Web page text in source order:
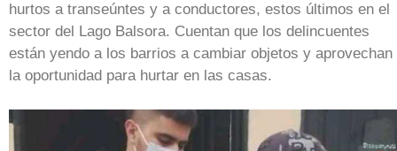
hurtos a transeúntes y a conductores, estos últimos en el
sector del Lago Balsora. Cuentan que los delincuentes
están yendo a los barrios a cambiar objetos y aprovechan
la oportunidad para hurtar en las casas.